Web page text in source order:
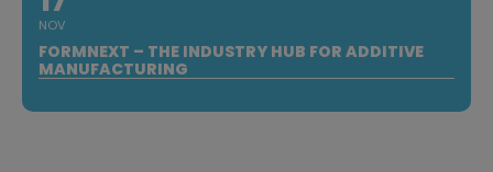
NOV
FORMNEXT – THE INDUSTRY HUB FOR ADDITIVE
MANUFACTURING